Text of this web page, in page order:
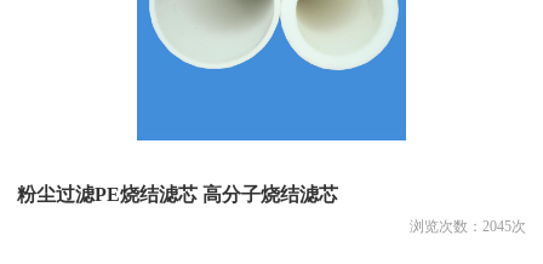
粉尘过滤PE烧结滤芯 高分子烧结滤芯
浏览次数： 2045次